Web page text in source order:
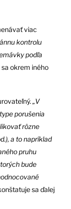
viac
kontrolu
podľa
okrem iného
„V
porušenia
rôzne
a to napríklad
pruhu
bude
sa ďalej